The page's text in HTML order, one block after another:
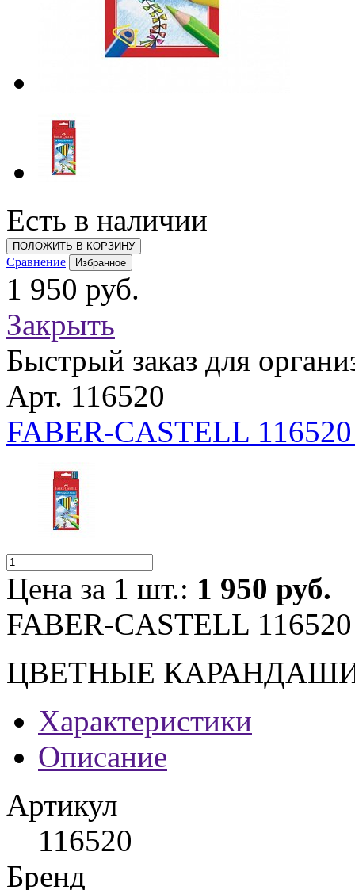
Есть в наличии
ПОЛОЖИТЬ В КОРЗИНУ
Сравнение Избранное
1 950 руб.
Закрыть
Быстрый заказ для
Арт. 116520
FABER-CASTELL
Цена за 1 шт.: 1 950 руб.
FABER-CASTELL
ЦВЕТНЫЕ КАРАНДАШИ
Характеристики
Описание
Артикул
116520
Бренд